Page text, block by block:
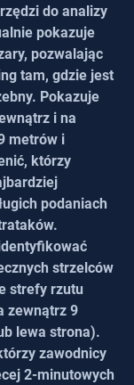
do analizy
pokazuje
pozwalając
tam, gdzie jest
Pokazuje
i na
metrów i
którzy
podaniach
strzelców
strefy rzutu
zewnątrz 9
lewa strona).
zawodnicy
2-minutowych